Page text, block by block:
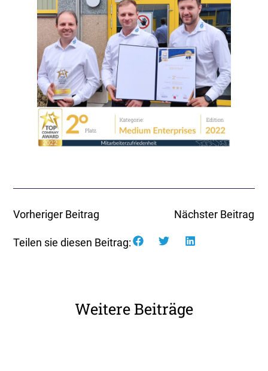
Vorheriger Beitrag Nächster Beitrag
Teilen sie diesen Beitrag:
Weitere Beiträge